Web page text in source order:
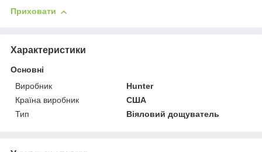
Приховати
Характеристики
Основні
Виробник
Hunter
Країна виробник
США
Тип
Віяловий дощуватель